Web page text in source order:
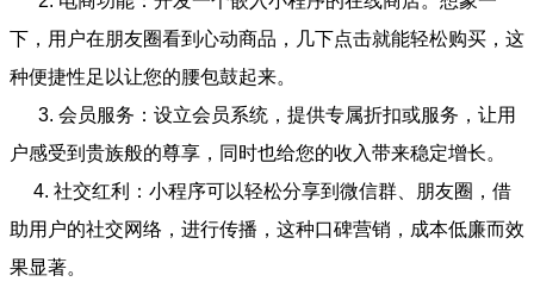
下，用户在朋友圈看到心动商品，几下点击就能轻松购买，这
种便捷性足以让您的腰包鼓起来。
3. 会员服务：设立会员系统，提供专属折扣或服务，让用
户感受到贵族般的尊享，同时也给您的收入带来稳定增长。
4. 社交红利：小程序可以轻松分享到微信群、朋友圈，借
助用户的社交网络，进行传播，这种口碑营销，成本低廉而效
果显著。